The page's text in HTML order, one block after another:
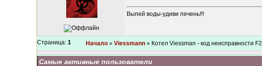
Выпей воды-удиви печень!!!
Страница: 1 Начало » Viessmann » Котел Viessman - код неисправности F2
Самые активные пользователи